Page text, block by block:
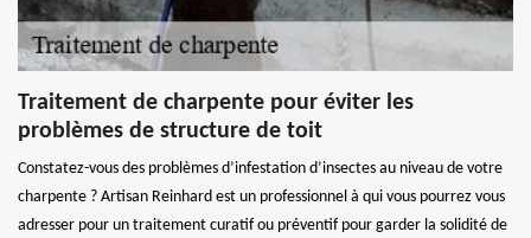
Traitement de charpente pour éviter les
problèmes de structure de toit
Constatez-vous des problèmes d’infestation d’insectes au niveau de votre
charpente ? Artisan Reinhard est un professionnel à qui vous pourrez vous
adresser pour un traitement curatif ou préventif pour garder la solidité de